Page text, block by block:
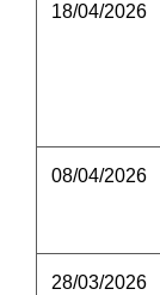
18/04/2026
08/04/2026
28/03/2026